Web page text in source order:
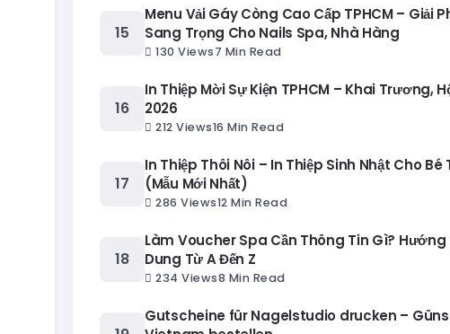
Menu Vải Gáy Còng Cao Cấp TPHCM – Giải
Sang Trọng Cho Nails Spa, Nhà Hàng
130 Views7 Min Read
In Thiệp Mời Sự Kiện TPHCM – Khai Trương,
2026
212 Views16 Min Read
In Thiệp Thôi Nôi – In Thiệp Sinh Nhật Cho Bé
(Mẫu Mới Nhất)
286 Views12 Min Read
Làm Voucher Spa Cần Thông Tin Gì? Hướng
Dung Từ A Đến Z
234 Views8 Min Read
Gutscheine für Nagelstudio drucken –